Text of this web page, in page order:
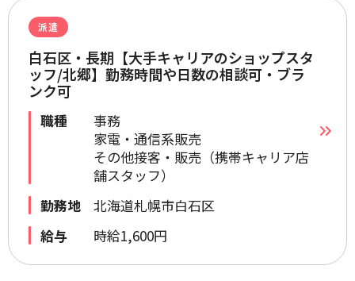
派遣
白石区・長期【大手キャリアのショップスタ
ッフ/北郷】勤務時間や日数の相談可・ブラ
ンク可
職種
事務
家電・通信系販売
その他接客・販売（携帯キャリア店
舗スタッフ）
勤務地
北海道札幌市白石区
給与
時給1,600円